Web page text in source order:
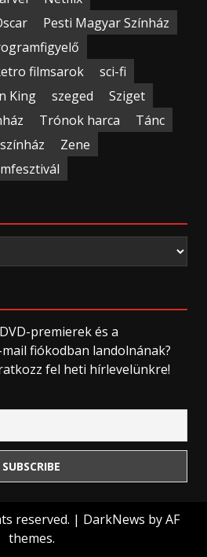
Pesti Magyar Színház
filmsarok
sci-fi
King szeged
Sziget
Trónok harca
Tánc
Zene
premierek és a
fiókodban landolnának?
fel heti hírlevelünkre!
reserved. | DarkNews by AF
themes.